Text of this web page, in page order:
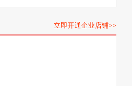
立即开通企业店铺>>